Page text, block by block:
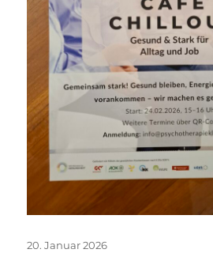
Veröffentlicht
20. Januar 2026